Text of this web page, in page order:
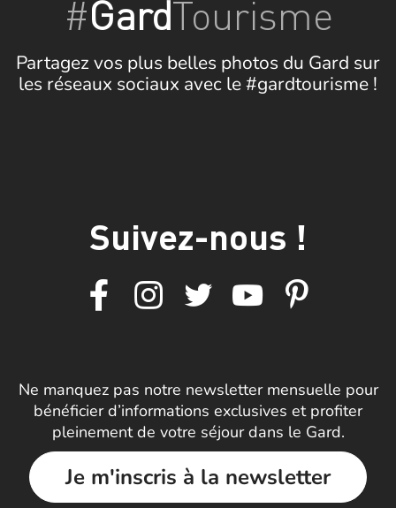
#GardTourisme
Partagez vos plus belles photos du Gard sur
les réseaux sociaux avec le #gardtourisme !
Suivez-nous !
Ne manquez pas notre newsletter mensuelle pour
bénéficier d’informations exclusives et profiter
pleinement de votre séjour dans le Gard.
Je m'inscris à la newsletter